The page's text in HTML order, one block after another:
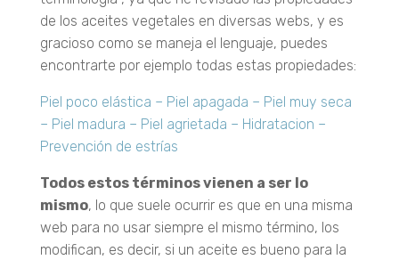
de los aceites vegetales en diversas webs, y es
gracioso como se maneja el lenguaje, puedes
encontrarte por ejemplo todas estas propiedades:
Piel poco elástica – Piel apagada – Piel muy seca
– Piel madura – Piel agrietada – Hidratacion –
Prevención de estrías
Todos estos términos vienen a ser lo
mismo, lo que suele ocurrir es que en una misma
web para no usar siempre el mismo término, los
modifican, es decir, si un aceite es bueno para la